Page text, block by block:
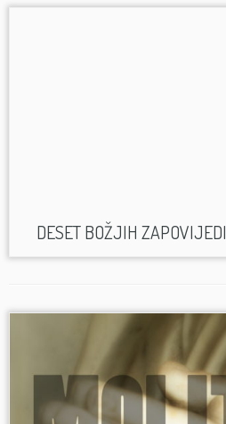
DESET BOŽJIH ZAPOVIJEDI